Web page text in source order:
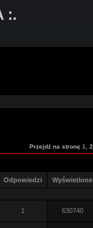
:.
Przejdź na stronę 1 2
Odpowiedzi Wyświetlone
1 630740